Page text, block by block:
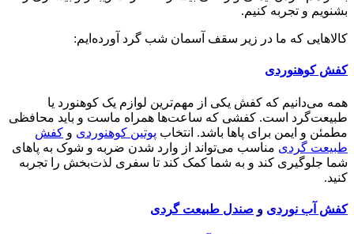
بشنویم و تجربه کنیم.
کالاهایی که ما در زیر سقف آسمان شب گرد آورده‌ایم:
کفش کوهنوردی
همه می‌دانیم که کفش یکی از مهم‌ترین لوازم یک کوهنورد یا
طبیعت‌گرد است. کفشی که ساعت‌ها همراه ماست و باید محافظی
مطمئن و ایمن برای پاها باشد. انتخاب پوتین کوهنوردی و کفش
طبیعت گردی مناسب می‌تواند از وارد شدن ضربه و شوک به پاهای
شما جلوگیری کند و به شما کمک کند تا سفری لذت‌بخش را تجربه
کنید.
کفش آب نوردی و صندل طبیعت گردی